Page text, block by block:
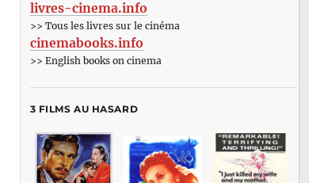
livres-cinema.info
>> Tous les livres sur le cinéma
cinemabooks.info
>> English books on cinema
3 FILMS AU HASARD